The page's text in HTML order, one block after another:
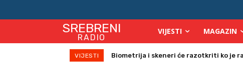
SREBRENI
RADIO
VIJESTI MAGAZIN
VIJESTI Biometrija i skeneri će razotkriti ko je
Počinje isplata julskih naknada za